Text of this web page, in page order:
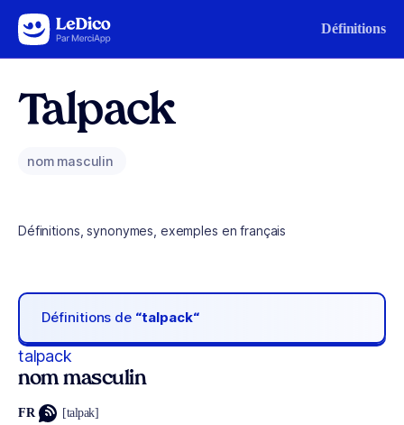
Aller au contenu Définitions
Talpack
nom masculin
Définitions, synonymes, exemples en français
Définitions de “talpack“
talpack
nom masculin
FR [talpak]